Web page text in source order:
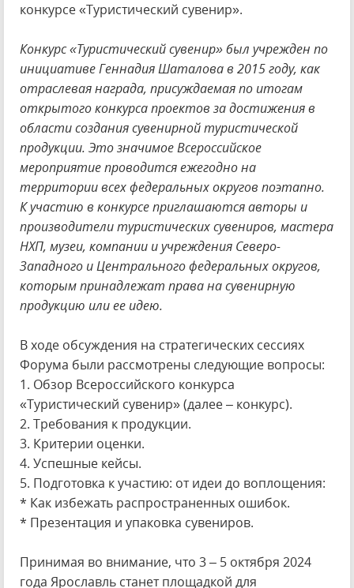
конкурсе «Туристический сувенир».
Конкурс «Туристический сувенир» был учрежден по
инициативе Геннадия Шаталова в 2015 году, как
отраслевая награда, присуждаемая по итогам
открытого конкурса проектов за достижения в
области создания сувенирной туристической
продукции. Это значимое Всероссийское
мероприятие проводится ежегодно на
территории всех федеральных округов поэтапно.
К участию в конкурсе приглашаются авторы и
производители туристических сувениров, мастера
НХП, музеи, компании и учреждения Северо-
Западного и Центрального федеральных округов,
которым принадлежат права на сувенирную
продукцию или ее идею.
В ходе обсуждения на стратегических сессиях
Форума были рассмотрены следующие вопросы:
1. Обзор Всероссийского конкурса
«Туристический сувенир» (далее – конкурс).
2. Требования к продукции.
3. Критерии оценки.
4. Успешные кейсы.
5. Подготовка к участию: от идеи до воплощения:
* Как избежать распространенных ошибок.
* Презентация и упаковка сувениров.
Принимая во внимание, что 3 – 5 октября 2024
года Ярославль станет площадкой для